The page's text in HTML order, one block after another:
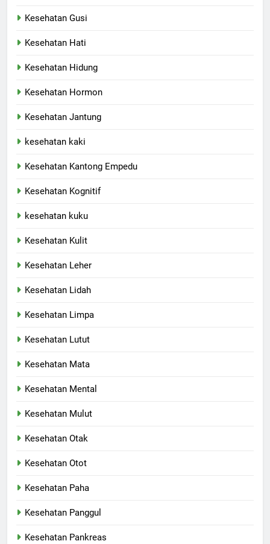
Kesehatan Gusi
Kesehatan Hati
Kesehatan Hidung
Kesehatan Hormon
Kesehatan Jantung
kesehatan kaki
Kesehatan Kantong Empedu
Kesehatan Kognitif
kesehatan kuku
Kesehatan Kulit
Kesehatan Leher
Kesehatan Lidah
Kesehatan Limpa
Kesehatan Lutut
Kesehatan Mata
Kesehatan Mental
Kesehatan Mulut
Kesehatan Otak
Kesehatan Otot
Kesehatan Paha
Kesehatan Panggul
Kesehatan Pankreas